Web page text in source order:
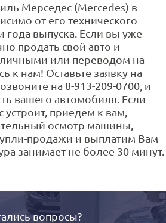
Мерседес (Mercedes) в
от его технического
года выпуска. Если вы уже
продать свой авто и
или переводом на
к нам! Оставьте заявку на
на 8-913-209-0700, и
вашего автомобиля. Если
устроит, приедем к вам,
осмотр машины,
продажи и выплатим Вам
занимает не более 30 минут.
вопросы?